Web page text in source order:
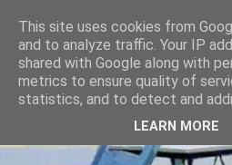
This site uses cookies from
and to analyze traffic. Your IP
shared with Google along with
metrics to ensure quality of
statistics, and to detect and
LEARN MORE